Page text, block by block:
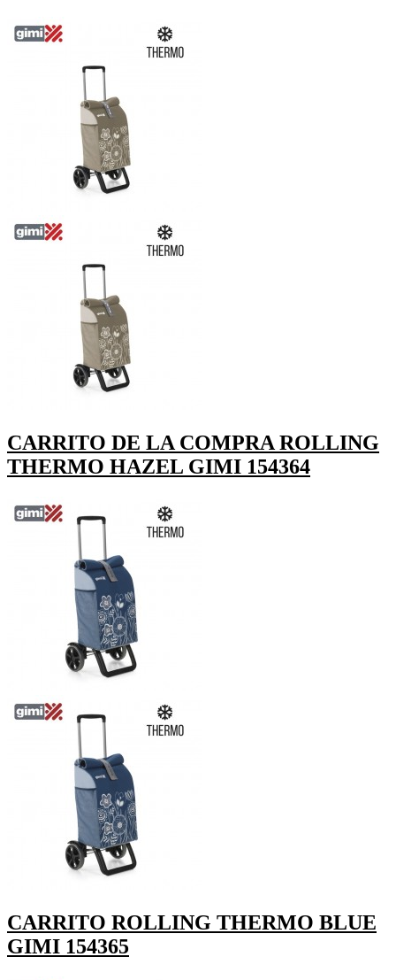
CARRITO DE LA COMPRA ROLLING
THERMO HAZEL GIMI 154364
CARRITO ROLLING THERMO BLUE
GIMI 154365